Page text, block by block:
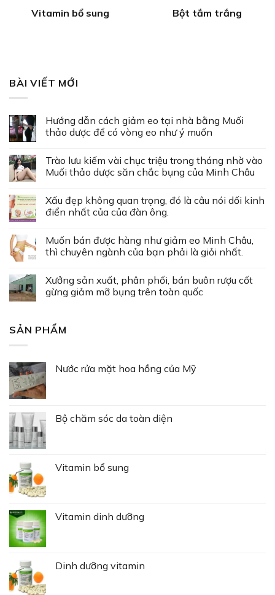
Vitamin bổ sung Bột tắm trắng
BÀI VIẾT MỚI
Hướng dẫn cách giảm eo tại nhà bằng Muối
thảo dược để có vòng eo như ý muốn
Trào lưu kiếm vài chục triệu trong tháng nhờ vào
Muối thảo dược săn chắc bụng của Minh Châu
Xấu đẹp không quan trọng, đó là câu nói dối kinh
điển nhất của của đàn ông.
Muốn bán được hàng như giảm eo Minh Châu,
thì chuyên ngành của bạn phải là giỏi nhất.
Xưởng sản xuất, phân phối, bán buôn rượu cốt
gừng giảm mỡ bụng trên toàn quốc
SẢN PHẨM
Nước rửa mặt hoa hồng của Mỹ
Bộ chăm sóc da toàn diện
Vitamin bổ sung
Vitamin dinh dưỡng
Dinh dưỡng vitamin